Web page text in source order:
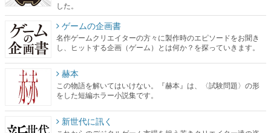
し、ヒットする企画（ゲーム）とは何か？を探っていきます。
赫本
この物語を解いてはいけない。『赫本』は、〈試験問題〉の形
をした短編ホラー小説集です。
新世代に訊く
これからのデジタルゲーム市場を担う若きクリエイター達の姿
を追い、彼らのルーツと情熱を探っていきます。
ゲーム世代の作家たち